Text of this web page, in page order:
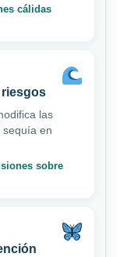
cálidas
riesgos
las
sequía en
sobre